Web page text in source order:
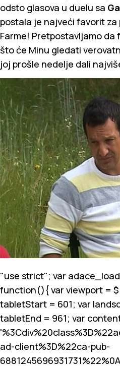
odsto glasova u duelu sa
postala je najveći favorit
Farme! Pretpostavljamo
što će Minu gledati
joj prošle nedelje dali
"use strict"; var
function(){ var viewport =
tabletStart = 601; var
tabletEnd = 961; var
ad-client%3D%22ca-pub-